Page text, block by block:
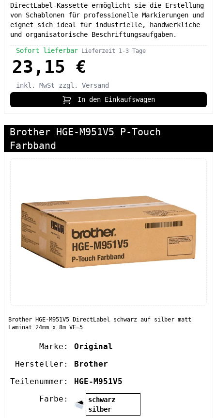
DirectLabel-Kassette ermöglicht sie die Erstellung
von Schablonen für professionelle Markierungen und
eignet sich ideal für industrielle, handwerkliche
und organisatorische Beschriftungsaufgaben.
Sofort lieferbar Lieferzeit 1-3 Tage
23,15 €
inkl. MwSt
zzgl. Versand
In den Einkaufswagen
Brother HGE-M951V5 P-Touch
Farbband
Brother HGE-M951V5 DirectLabel schwarz auf silber matt
Laminat 24mm x 8m VE=5
Marke:
Original
Hersteller:
Brother
Teilenummer:
HGE-M951V5
Farbe:
schwarz
silber